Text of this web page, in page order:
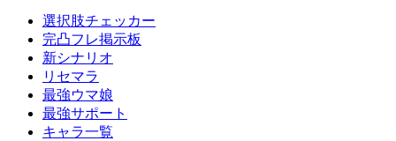
選択肢チェッカー
完凸フレ掲示板
新シナリオ
リセマラ
最強ウマ娘
最強サポート
キャラ一覧